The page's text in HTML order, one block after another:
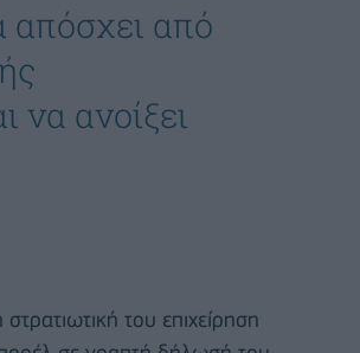
από
να ανοίξει
του επιχείρηση